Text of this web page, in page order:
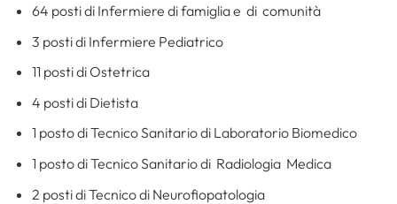
64 posti di Infermiere di famiglia e di comunità
3 posti di Infermiere Pediatrico
11 posti di Ostetrica
4 posti di Dietista
1 posto di Tecnico Sanitario di Laboratorio Biomedico
1 posto di Tecnico Sanitario di Radiologia Medica
2 posti di Tecnico di Neurofiopatologia